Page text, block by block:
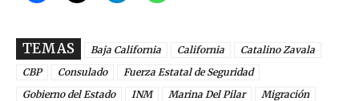
TEMAS Baja California California
Catalino Zavala
CBP
Consulado
Fuerza Estatal de Seguridad
Gobierno del Estado
INM Marina Del Pilar
Migración